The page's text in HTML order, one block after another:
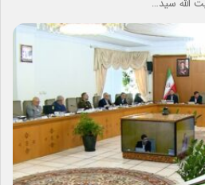
الله سید…